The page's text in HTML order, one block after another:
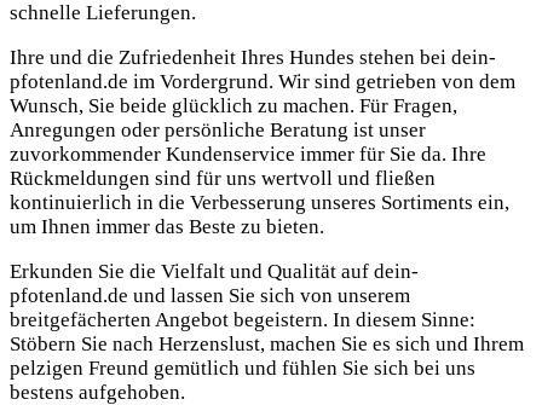
schnelle Lieferungen.
Ihre und die Zufriedenheit Ihres Hundes stehen bei dein-
pfotenland.de im Vordergrund. Wir sind getrieben von dem
Wunsch, Sie beide glücklich zu machen. Für Fragen,
Anregungen oder persönliche Beratung ist unser
zuvorkommender Kundenservice immer für Sie da. Ihre
Rückmeldungen sind für uns wertvoll und fließen
kontinuierlich in die Verbesserung unseres Sortiments ein,
um Ihnen immer das Beste zu bieten.
Erkunden Sie die Vielfalt und Qualität auf dein-
pfotenland.de und lassen Sie sich von unserem
breitgefächerten Angebot begeistern. In diesem Sinne:
Stöbern Sie nach Herzenslust, machen Sie es sich und Ihrem
pelzigen Freund gemütlich und fühlen Sie sich bei uns
bestens aufgehoben.